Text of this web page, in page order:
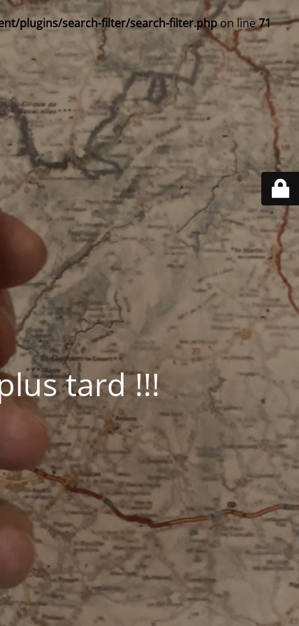
plugins/search-filter/search-filter.phpon line71
tard !!!